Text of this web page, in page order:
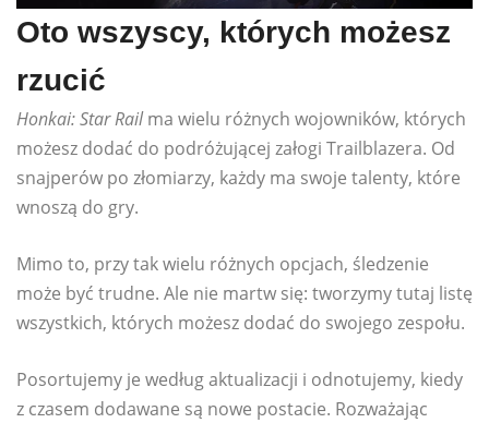
Oto wszyscy, których możesz
rzucić
Honkai: Star Railma wielu różnych wojowników, których
możesz dodać do podróżującej załogi Trailblazera. Od
snajperów po złomiarzy, każdy ma swoje talenty, które
wnoszą do gry.
Mimo to, przy tak wielu różnych opcjach, śledzenie
może być trudne. Ale nie martw się: tworzymy tutaj listę
wszystkich, których możesz dodać do swojego zespołu.
Posortujemy je według aktualizacji i odnotujemy, kiedy
z czasem dodawane są nowe postacie. Rozważając